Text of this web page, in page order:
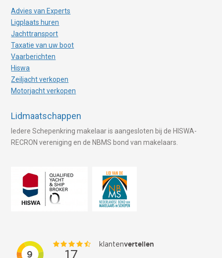
Advies van Experts
Ligplaats huren
Jachttransport
Taxatie van uw boot
Vaarberichten
Hiswa
Zeiljacht verkopen
Motorjacht verkopen
Lidmaatschappen
Iedere Schepenkring makelaar is aangesloten bij de HISWA-
RECRON vereniging en de NBMS bond van makelaars.